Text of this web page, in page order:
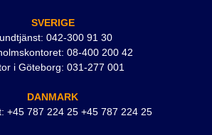
SVERIGE
042-300 91 30
08-400 200 42
i Göteborg: 031-277 001
DANMARK
+45 787 224 25 +45 787 224 25